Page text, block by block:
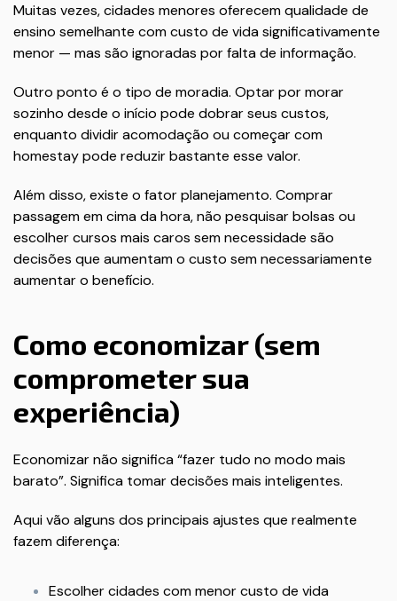
Muitas vezes, cidades menores oferecem qualidade de
ensino semelhante com custo de vida significativamente
menor — mas são ignoradas por falta de informação.
Outro ponto é o tipo de moradia. Optar por morar
sozinho desde o início pode dobrar seus custos,
enquanto dividir acomodação ou começar com
homestay pode reduzir bastante esse valor.
Além disso, existe o fator planejamento. Comprar
passagem em cima da hora, não pesquisar bolsas ou
escolher cursos mais caros sem necessidade são
decisões que aumentam o custo sem necessariamente
aumentar o benefício.
Como economizar (sem
comprometer sua
experiência)
Economizar não significa “fazer tudo no modo mais
barato”. Significa tomar decisões mais inteligentes.
Aqui vão alguns dos principais ajustes que realmente
fazem diferença:
Escolher cidades com menor custo de vida